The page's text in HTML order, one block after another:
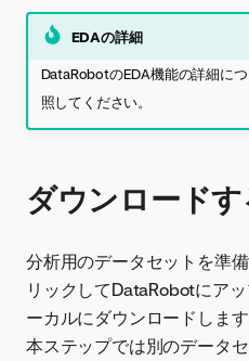
EDAの詳細
DataRobotのEDA機能の詳細につ
照してください。
ダウンロード
分析用のデータセットを準
リックしてDataRobotにア
ーカルにダウンロードしま
本ステップでは別のデータ